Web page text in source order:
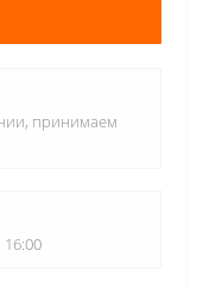
принимаем
16:00